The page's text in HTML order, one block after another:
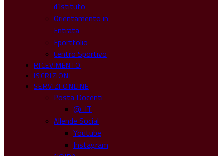
d’Istituto
Orientamento in
Entrata
Eportfolio
Centro Sportivo
RICEVIMENTO
ISCRIZIONI
SERVIZI ONLINE
Posta Docenti
@ .IT
Allende Social
Youtube
Instagram